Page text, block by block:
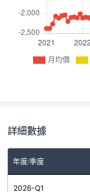
月均價
詳細數據
年度/季度
2026-Q1